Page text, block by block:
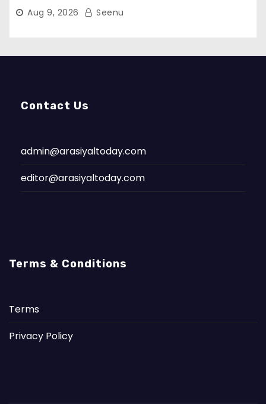
Aug 9, 2026 Seenu
Contact Us
admin@arasiyaltoday.com
editor@arasiyaltoday.com
Terms & Conditions
Terms
Privacy Policy